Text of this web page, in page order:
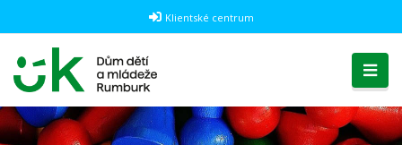
Klientské centrum